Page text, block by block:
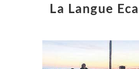
La Langue